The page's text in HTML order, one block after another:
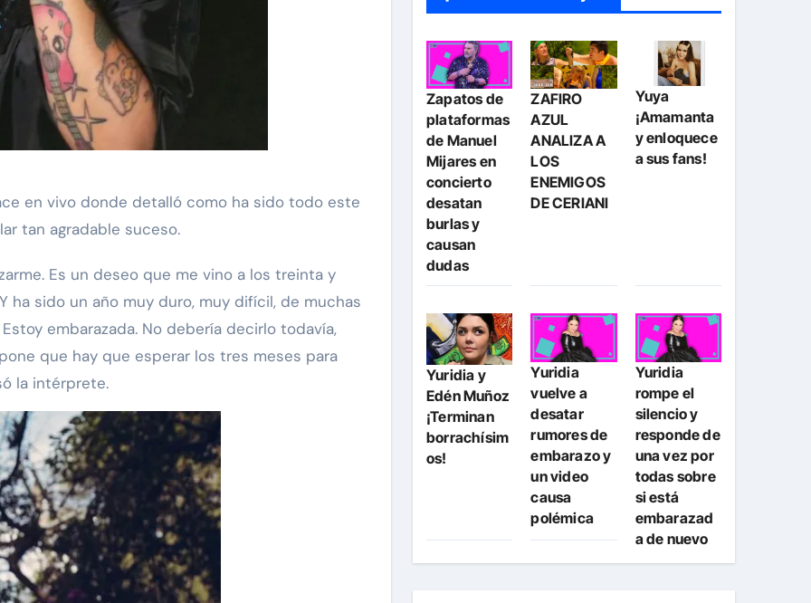
en vivo donde detalló como ha sido todo este
tan agradable suceso.
Es un deseo que me vino a los treinta y
sido un año muy duro, muy difícil, de muchas
embarazada. No debería decirlo todavía,
que hay que esperar los tres meses para
la intérprete.
Zapatos de
plataformas
de Manuel
Mijares en
concierto
desatan
burlas y
causan
dudas
ZAFIRO
AZUL
ANALIZA A
LOS
ENEMIGOS
DE CERIANI
Yuya
¡Amamanta
y enloquece
a sus fans!
Yuridia y
Edén Muñoz
¡Terminan
borrachísim
os!
Yuridia
vuelve a
desatar
rumores de
embarazo y
un video
causa
polémica
Yuridia
rompe el
silencio y
responde de
una vez por
todas sobre
si está
embarazad
a de nuevo